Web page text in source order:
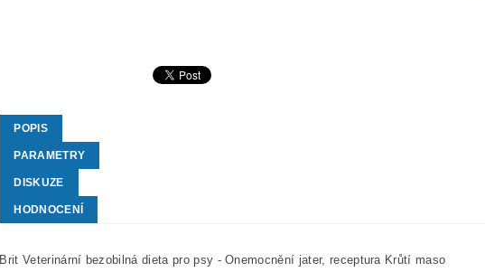
POPIS
PARAMETRY
DISKUZE
HODNOCENÍ
Brit Veterinární bezobilná dieta pro psy - Onemocnění jater, receptura Krůtí maso